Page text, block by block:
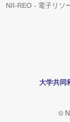
NII-REO - 電子リソ
大学共同
©